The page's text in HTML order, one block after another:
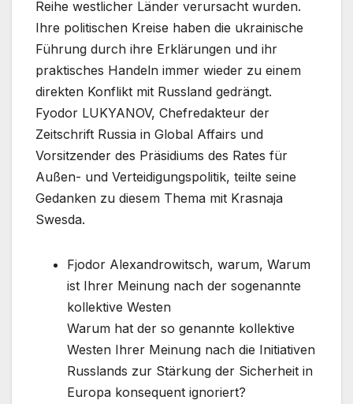
Reihe westlicher Länder verursacht wurden.
Ihre politischen Kreise haben die ukrainische
Führung durch ihre Erklärungen und ihr
praktisches Handeln immer wieder zu einem
direkten Konflikt mit Russland gedrängt.
Fyodor LUKYANOV, Chefredakteur der
Zeitschrift Russia in Global Affairs und
Vorsitzender des Präsidiums des Rates für
Außen- und Verteidigungspolitik, teilte seine
Gedanken zu diesem Thema mit Krasnaja
Swesda.
Fjodor Alexandrowitsch, warum, Warum
ist Ihrer Meinung nach der sogenannte
kollektive Westen
Warum hat der so genannte kollektive
Westen Ihrer Meinung nach die Initiativen
Russlands zur Stärkung der Sicherheit in
Europa konsequent ignoriert?